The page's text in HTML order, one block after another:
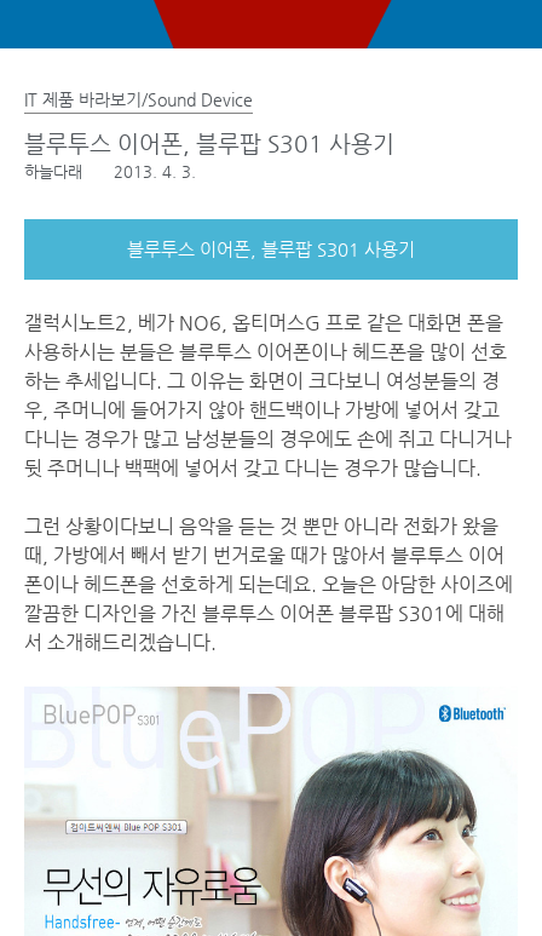
IT 제품 바라보기/Sound Device
블루투스 이어폰, 블루팝 S301 사용기
하늘다래 2013. 4. 3.
블루투스 이어폰, 블루팝 S301 사용기
갤럭시노트2, 베가 NO6, 옵티머스G 프로 같은 대화면 폰을
사용하시는 분들은 블루투스 이어폰이나 헤드폰을 많이 선호
하는 추세입니다. 그 이유는 화면이 크다보니 여성분들의 경
우, 주머니에 들어가지 않아 핸드백이나 가방에 넣어서 갖고
다니는 경우가 많고 남성분들의 경우에도 손에 쥐고 다니거나
뒷 주머니나 백팩에 넣어서 갖고 다니는 경우가 많습니다.
그런 상황이다보니 음악을 듣는 것 뿐만 아니라 전화가 왔을
때, 가방에서 빼서 받기 번거로울 때가 많아서 블루투스 이어
폰이나 헤드폰을 선호하게 되는데요. 오늘은 아담한 사이즈에
깔끔한 디자인을 가진 블루투스 이어폰 블루팝 S301에 대해
서 소개해드리겠습니다.